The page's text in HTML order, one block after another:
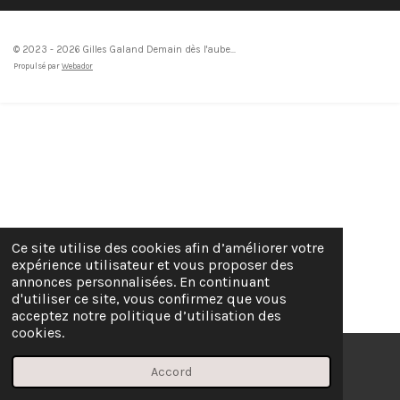
Ce site utilise des cookies afin d’améliorer votre
expérience utilisateur et vous proposer des
annonces personnalisées. En continuant
d'utiliser ce site, vous confirmez que vous
acceptez notre politique d’utilisation des
cookies.
Accord
© 2023 - 2026 Gilles Galand Demain dès l'aube...
Propulsé par Webador
E-mail